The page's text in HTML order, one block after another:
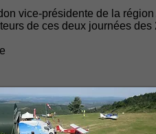
vice-présidente de la
de ces deux journées des